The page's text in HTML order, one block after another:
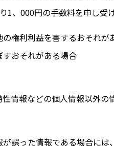
、000円の手数料を申し受け
権利利益を害するおそれが
おそれがある場合
情報などの個人情報以外の
誤った情報である場合には